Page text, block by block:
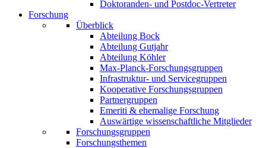
Doktoranden- und Postdoc-Vertreter
Forschung
Überblick
Abteilung Bock
Abteilung Gutjahr
Abteilung Köhler
Max-Planck-Forschungsgruppen
Infrastruktur- und Servicegruppen
Kooperative Forschungsgruppen
Partnergruppen
Emeriti & ehemalige Forschung
Auswärtige wissenschaftliche Mitglieder
Forschungsgruppen
Forschungsthemen